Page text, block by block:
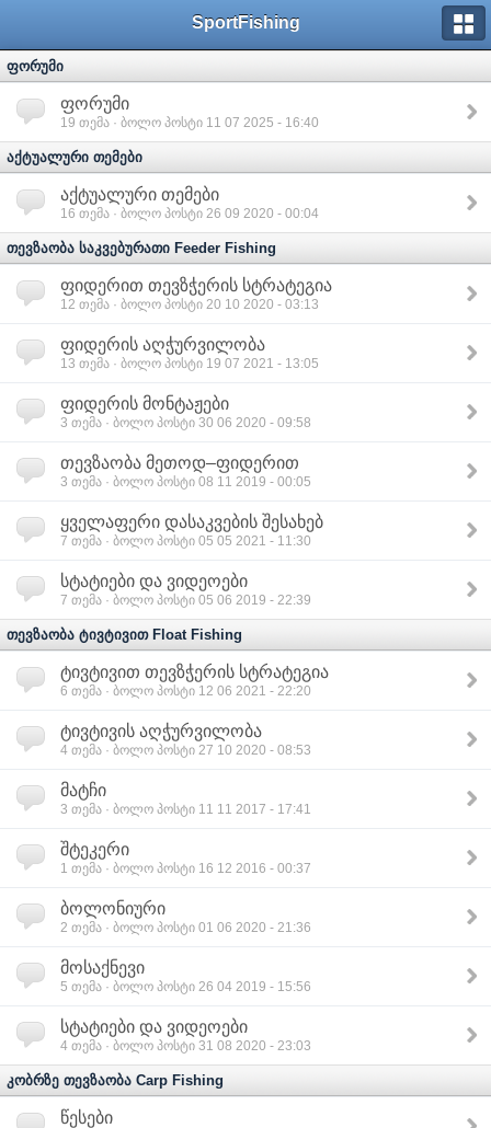
SportFishing
ფორუმი
ფორუმი
19 თემა · ბოლო პოსტი 11 07 2025 - 16:40
აქტუალური თემები
აქტუალური თემები
16 თემა · ბოლო პოსტი 26 09 2020 - 00:04
თევზაობა საკვებურათი Feeder Fishing
ფიდერით თევზჭერის სტრატეგია
12 თემა · ბოლო პოსტი 20 10 2020 - 03:13
ფიდერის აღჭურვილობა
13 თემა · ბოლო პოსტი 19 07 2021 - 13:05
ფიდერის მონტაჟები
3 თემა · ბოლო პოსტი 30 06 2020 - 09:58
თევზაობა მეთოდ–ფიდერით
3 თემა · ბოლო პოსტი 08 11 2019 - 00:05
ყველაფერი დასაკვების შესახებ
7 თემა · ბოლო პოსტი 05 05 2021 - 11:30
სტატიები და ვიდეოები
7 თემა · ბოლო პოსტი 05 06 2019 - 22:39
თევზაობა ტივტივით Float Fishing
ტივტივით თევზჭერის სტრატეგია
6 თემა · ბოლო პოსტი 12 06 2021 - 22:20
ტივტივის აღჭურვილობა
4 თემა · ბოლო პოსტი 27 10 2020 - 08:53
მატჩი
3 თემა · ბოლო პოსტი 11 11 2017 - 17:41
შტეკერი
1 თემა · ბოლო პოსტი 16 12 2016 - 00:37
ბოლონიური
2 თემა · ბოლო პოსტი 01 06 2020 - 21:36
მოსაქნევი
5 თემა · ბოლო პოსტი 26 04 2019 - 15:56
სტატიები და ვიდეოები
4 თემა · ბოლო პოსტი 31 08 2020 - 23:03
კობრზე თევზაობა Carp Fishing
წესები